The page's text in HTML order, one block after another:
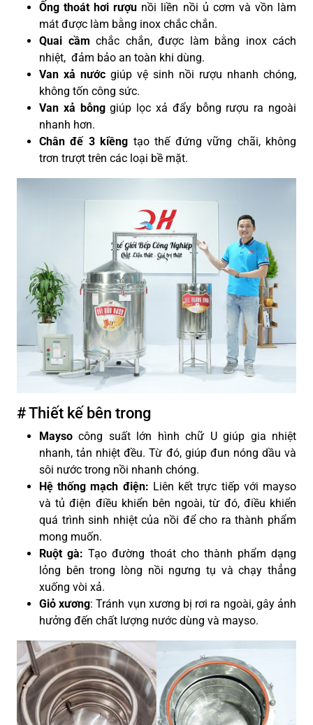
Ống thoát hơi rượu nồi liền nồi ủ cơm và vồn làm
mát được làm bằng inox chắc chắn.
Quai cầm chắc chắn, được làm bằng inox cách
nhiệt, đảm bảo an toàn khi dùng.
Van xả nước giúp vệ sinh nồi rượu nhanh chóng,
không tốn công sức.
Van xả bỗnggiúp lọc xả đẩy bỗng rượu ra ngoài
nhanh hơn.
Chân đế 3 kiềng tạo thế đứng vững chãi, không
trơn trượt trên các loại bề mặt.
# Thiết kế bên trong
Maysocông suất lớn hình chữ U giúp gia nhiệt
nhanh, tản nhiệt đều. Từ đó, giúp đun nóng dầu và
sôi nước trong nồi nhanh chóng.
Hệ thống mạch điện: Liên kết trực tiếp với mayso
và tủ điện điều khiển bên ngoài, từ đó, điều khiển
quá trình sinh nhiệt của nồi để cho ra thành phẩm
mong muốn.
Ruột gà:Tạo đường thoát cho thành phẩm dạng
lỏng bên trong lòng nồi ngưng tụ và chạy thẳng
xuống vòi xả.
Giỏ xương: Tránh vụn xương bị rơi ra ngoài, gây ảnh
hưởng đến chất lượng nước dùng và mayso.